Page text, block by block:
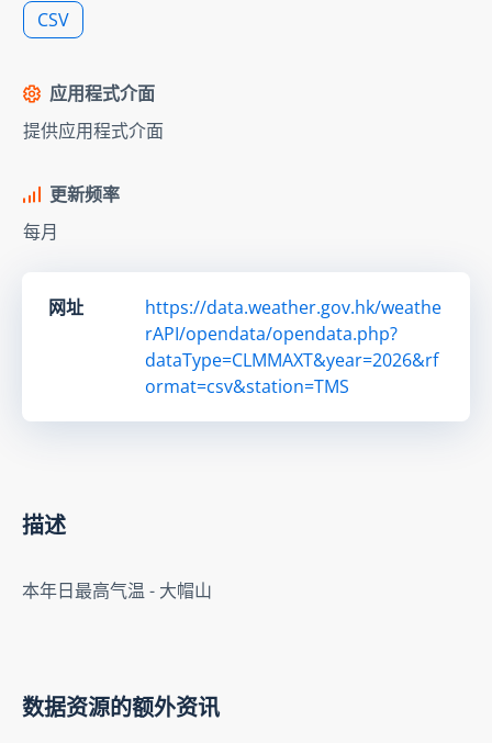
CSV
应用程式介面
提供应用程式介面
更新频率
每月
网址
https://data.weather.gov.hk/weathe
rAPI/opendata/opendata.php?
dataType=CLMMAXT&year=2026&rf
ormat=csv&station=TMS
描述
本年日最高气温 - 大帽山
数据资源的额外资讯